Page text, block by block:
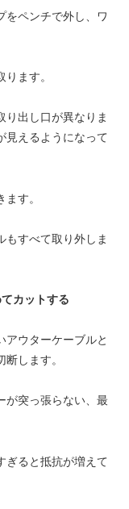
をペンチで外し、ワ
ます。
り出し口が異なりま
見えるようになって
す。
もすべて取り外しま
カットする
アウターケーブルと
します。
が突っ張らない、最
ぎると抵抗が増えて